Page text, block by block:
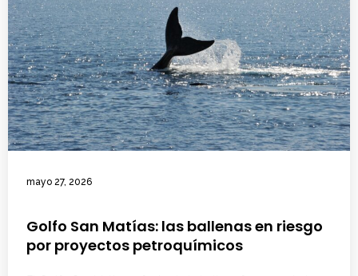
mayo 27, 2026
Golfo San Matías: las ballenas en riesgo
por proyectos petroquímicos